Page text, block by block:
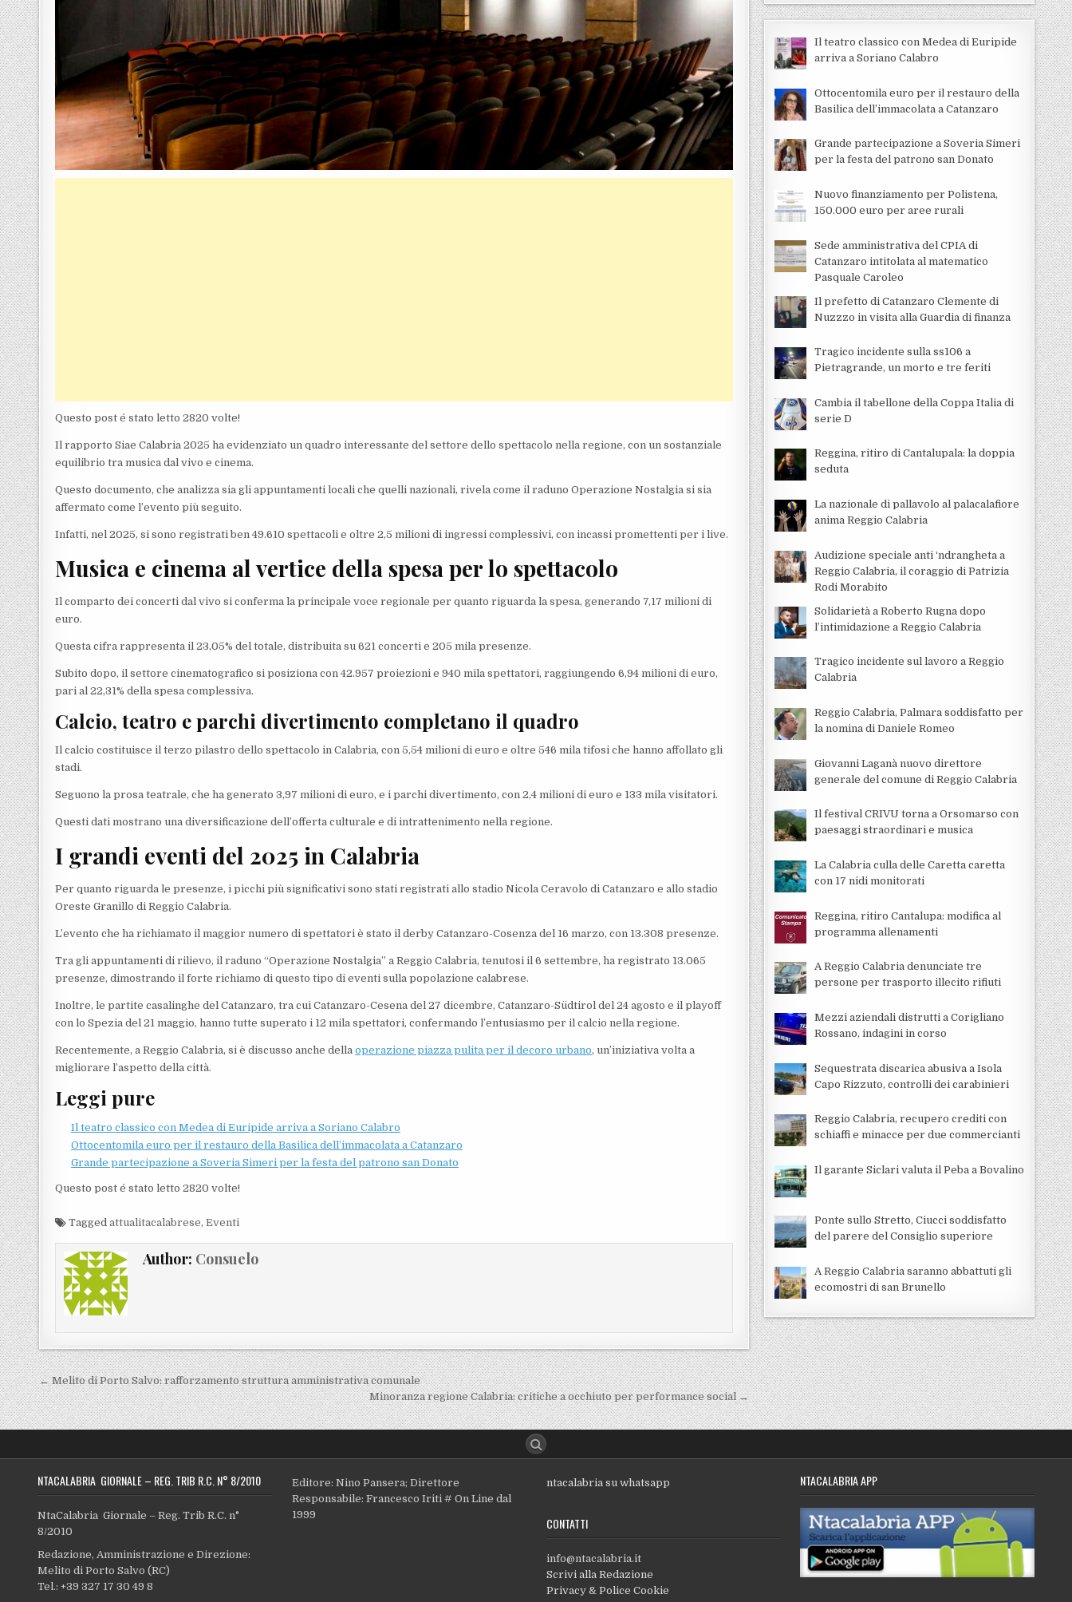
Questo post é stato letto 2820 volte!
Il rapporto Siae Calabria 2025 ha evidenziato un quadro interessante del settore dello spettacolo nella regione, con un sostanziale
equilibrio tra musica dal vivo e cinema.
Questo documento, che analizza sia gli appuntamenti locali che quelli nazionali, rivela come il raduno Operazione Nostalgia si sia
affermato come l’evento più seguito.
Infatti, nel 2025, si sono registrati ben 49.610 spettacoli e oltre 2,5 milioni di ingressi complessivi, con incassi promettenti per i live.
Musica e cinema al vertice della spesa per lo spettacolo
Il comparto dei concerti dal vivo si conferma la principale voce regionale per quanto riguarda la spesa, generando 7,17 milioni di
euro.
Questa cifra rappresenta il 23,05% del totale, distribuita su 621 concerti e 205 mila presenze.
Subito dopo, il settore cinematografico si posiziona con 42.957 proiezioni e 940 mila spettatori, raggiungendo 6,94 milioni di euro,
pari al 22,31% della spesa complessiva.
Calcio, teatro e parchi divertimento completano il quadro
Il calcio costituisce il terzo pilastro dello spettacolo in Calabria, con 5,54 milioni di euro e oltre 546 mila tifosi che hanno affollato gli
stadi.
Seguono la prosa teatrale, che ha generato 3,97 milioni di euro, e i parchi divertimento, con 2,4 milioni di euro e 133 mila visitatori.
Questi dati mostrano una diversificazione dell’offerta culturale e di intrattenimento nella regione.
I grandi eventi del 2025 in Calabria
Per quanto riguarda le presenze, i picchi più significativi sono stati registrati allo stadio Nicola Ceravolo di Catanzaro e allo stadio
Oreste Granillo di Reggio Calabria.
L’evento che ha richiamato il maggior numero di spettatori è stato il derby Catanzaro-Cosenza del 16 marzo, con 13.308 presenze.
Tra gli appuntamenti di rilievo, il raduno “Operazione Nostalgia” a Reggio Calabria, tenutosi il 6 settembre, ha registrato 13.065
presenze, dimostrando il forte richiamo di questo tipo di eventi sulla popolazione calabrese.
Inoltre, le partite casalinghe del Catanzaro, tra cui Catanzaro-Cesena del 27 dicembre, Catanzaro-Südtirol del 24 agosto e il playoff
con lo Spezia del 21 maggio, hanno tutte superato i 12 mila spettatori, confermando l’entusiasmo per il calcio nella regione.
Recentemente, a Reggio Calabria, si è discusso anche dellaoperazione piazza pulita per il decoro urbano, un’iniziativa volta a
migliorare l’aspetto della città.
Leggi pure
Il teatro classico con Medea di Euripide arriva a Soriano Calabro
Ottocentomila euro per il restauro della Basilica dell’immacolata a Catanzaro
Grande partecipazione a Soveria Simeri per la festa del patrono san Donato
Questo post é stato letto 2820 volte!
Taggedattualitacalabrese,Eventi
Author: Consuelo
Navigazione articoli
← Melito di Porto Salvo: rafforzamento struttura amministrativa comunale
Minoranza regione Calabria: critiche a occhiuto per performance social →
Il teatro classico con Medea di Euripide
arriva a Soriano Calabro
Ottocentomila euro per il restauro della
Basilica dell’immacolata a Catanzaro
Grande partecipazione a Soveria Simeri
per la festa del patrono san Donato
Nuovo finanziamento per Polistena,
150.000 euro per aree rurali
Sede amministrativa del CPIA di
Catanzaro intitolata al matematico
Pasquale Caroleo
Il prefetto di Catanzaro Clemente di
Nuzzzo in visita alla Guardia di finanza
Tragico incidente sulla ss106 a
Pietragrande, un morto e tre feriti
Cambia il tabellone della Coppa Italia di
serie D
Reggina, ritiro di Cantalupala: la doppia
seduta
La nazionale di pallavolo al palacalafiore
anima Reggio Calabria
Audizione speciale anti ‘ndrangheta a
Reggio Calabria, il coraggio di Patrizia
Rodi Morabito
Solidarietà a Roberto Rugna dopo
l’intimidazione a Reggio Calabria
Tragico incidente sul lavoro a Reggio
Calabria
Reggio Calabria, Palmara soddisfatto per
la nomina di Daniele Romeo
Giovanni Laganà nuovo direttore
generale del comune di Reggio Calabria
Il festival CRIVU torna a Orsomarso con
paesaggi straordinari e musica
La Calabria culla delle Caretta caretta
con 17 nidi monitorati
Reggina, ritiro Cantalupa: modifica al
programma allenamenti
A Reggio Calabria denunciate tre
persone per trasporto illecito rifiuti
Mezzi aziendali distrutti a Corigliano
Rossano, indagini in corso
Sequestrata discarica abusiva a Isola
Capo Rizzuto, controlli dei carabinieri
Reggio Calabria, recupero crediti con
schiaffi e minacce per due commercianti
Il garante Siclari valuta il Peba a Bovalino
Ponte sullo Stretto, Ciucci soddisfatto
del parere del Consiglio superiore
A Reggio Calabria saranno abbattuti gli
ecomostri di san Brunello
NTACALABRIA GIORNALE – REG. TRIB R.C. N° 8/2010
NtaCalabria Giornale – Reg. Trib R.C. n°
8/2010
Redazione, Amministrazione e Direzione:
Melito di Porto Salvo (RC)
Tel.: +39 327 17 30 49 8
Editore: Nino Pansera; Direttore
Responsabile: Francesco Iriti # On Line dal
1999
ntacalabria su whatsapp
CONTATTI
info@ntacalabria.it
Scrivi alla Redazione
Privacy & Police Cookie
NTACALABRIA APP